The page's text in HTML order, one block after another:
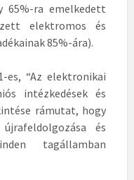
65%-ra emelkedett
elektromos és
85%-ára).
es, “Az elektronikai
intézkedések és
rámutat, hogy
és
tagállamban